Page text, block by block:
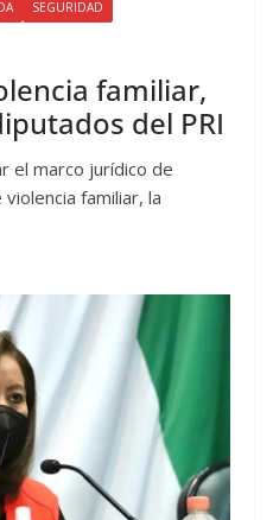
SEGURIDAD
familiar,
del PRI
el marco jurídico de
familiar, la